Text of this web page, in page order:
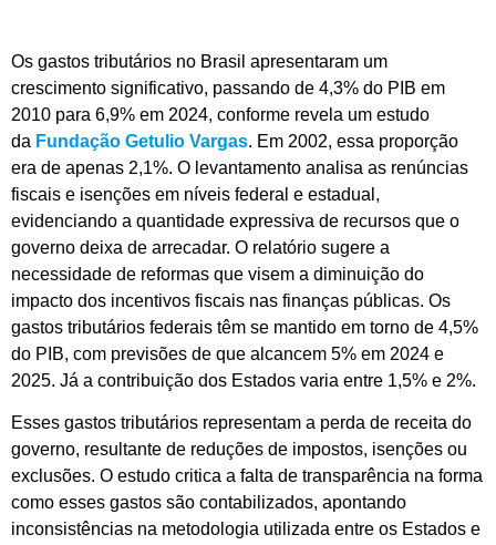
Os gastos tributários no Brasil apresentaram um
crescimento significativo, passando de 4,3% do PIB em
2010 para 6,9% em 2024, conforme revela um estudo
da Fundação Getulio Vargas. Em 2002, essa proporção
era de apenas 2,1%. O levantamento analisa as renúncias
fiscais e isenções em níveis federal e estadual,
evidenciando a quantidade expressiva de recursos que o
governo deixa de arrecadar. O relatório sugere a
necessidade de reformas que visem a diminuição do
impacto dos incentivos fiscais nas finanças públicas. Os
gastos tributários federais têm se mantido em torno de 4,5%
do PIB, com previsões de que alcancem 5% em 2024 e
2025. Já a contribuição dos Estados varia entre 1,5% e 2%.
Esses gastos tributários representam a perda de receita do
governo, resultante de reduções de impostos, isenções ou
exclusões. O estudo critica a falta de transparência na forma
como esses gastos são contabilizados, apontando
inconsistências na metodologia utilizada entre os Estados e